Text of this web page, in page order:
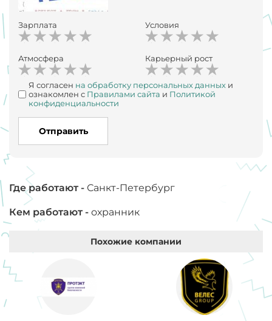
Зарплата Условия
Атмосфера Карьерный рост
Я согласен на обработку персональных данных и
ознакомлен с Правилами сайта и Политикой
конфиденциальности
Отправить
Где работают - Санкт-Петербург
Кем работают - охранник
Похожие компании